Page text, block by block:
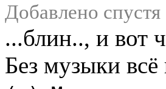
Добавлено
...блин.., и вот
Без музыки